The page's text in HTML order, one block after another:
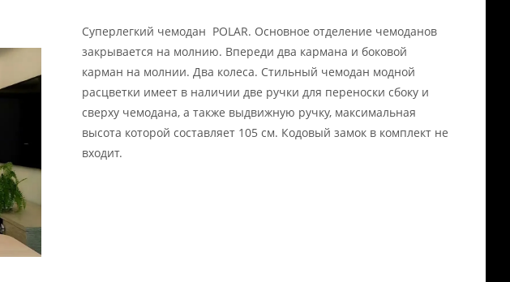
Суперлегкий чемодан POLAR. Основное отделение чемоданов
закрывается на молнию. Впереди два кармана и боковой
карман на молнии. Два колеса. Стильный чемодан модной
расцветки имеет в наличии две ручки для переноски сбоку и
сверху чемодана, а также выдвижную ручку, максимальная
высота которой составляет 105 см. Кодовый замок в комплект не
входит.